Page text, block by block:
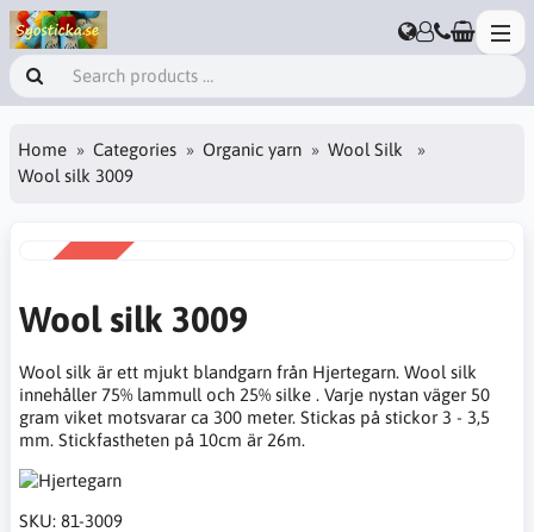
Home Categories Organic yarn
Wool Silk
Wool silk 3009
Wool silk 3009
Wool silk är ett mjukt blandgarn från Hjertegarn. Wool silk
innehåller 75% lammull och 25% silke . Varje nystan väger 50
gram viket motsvarar ca 300 meter. Stickas på stickor 3 - 3,5
mm. Stickfastheten på 10cm är 26m.
SKU: 81-3009